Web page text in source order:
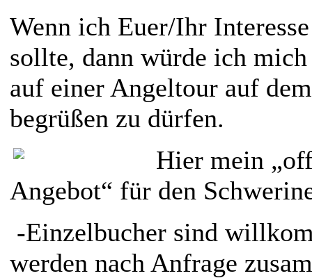
Wenn ich Euer/Ihr
sollte, dann würde ich
auf einer Angeltour auf
begrüßen zu dürfen.
Hier mein
Angebot“ für den
-Einzelbucher sind
werden nach Anfrage